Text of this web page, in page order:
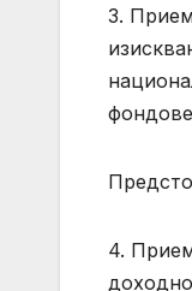
3.
4.